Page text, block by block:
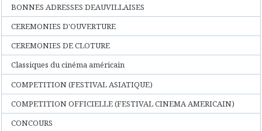
BONNES ADRESSES DEAUVILLAISES
CEREMONIES D'OUVERTURE
CEREMONIES DE CLOTURE
Classiques du cinéma américain
COMPETITION (FESTIVAL ASIATIQUE)
COMPETITION OFFICIELLE (FESTIVAL CINEMA AMERICAIN)
CONCOURS